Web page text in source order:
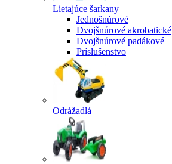
Lietajúce šarkany
Jednošnúrové
Dvojšnúrové akrobatické
Dvojšnúrové padákové
Príslušenstvo
Odrážadlá